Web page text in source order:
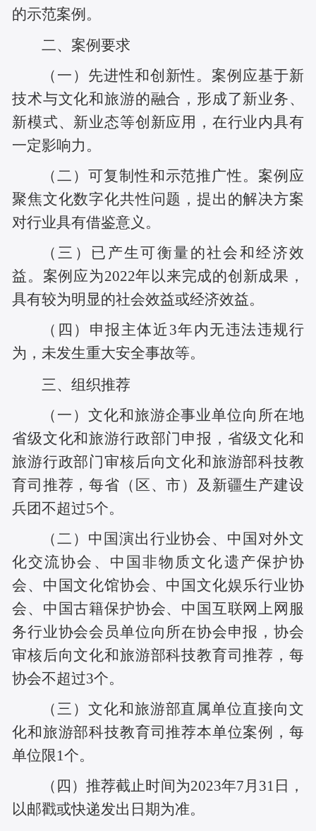
的示范案例。
二、案例要求
（一）先进性和创新性。案例应基于新
技术与文化和旅游的融合，形成了新业务、
新模式、新业态等创新应用，在行业内具有
一定影响力。
（二）可复制性和示范推广性。案例应
聚焦文化数字化共性问题，提出的解决方案
对行业具有借鉴意义。
（三）已产生可衡量的社会和经济效
益。案例应为2022年以来完成的创新成果，
具有较为明显的社会效益或经济效益。
（四）申报主体近3年内无违法违规行
为，未发生重大安全事故等。
三、组织推荐
（一）文化和旅游企事业单位向所在地
省级文化和旅游行政部门申报，省级文化和
旅游行政部门审核后向文化和旅游部科技教
育司推荐，每省（区、市）及新疆生产建设
兵团不超过5个。
（二）中国演出行业协会、中国对外文
化交流协会、中国非物质文化遗产保护协
会、中国文化馆协会、中国文化娱乐行业协
会、中国古籍保护协会、中国互联网上网服
务行业协会会员单位向所在协会申报，协会
审核后向文化和旅游部科技教育司推荐，每
协会不超过3个。
（三）文化和旅游部直属单位直接向文
化和旅游部科技教育司推荐本单位案例，每
单位限1个。
（四）推荐截止时间为2023年7月31日，
以邮戳或快递发出日期为准。